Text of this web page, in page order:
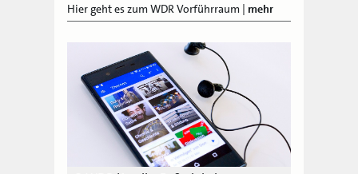
Hier geht es zum WDR Vorführraum | mehr